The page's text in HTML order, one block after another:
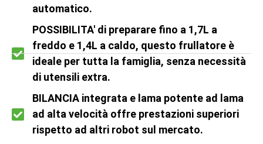
automatico.
POSSIBILITA' di preparare fino a 1,7L a
freddo e 1,4L a caldo, questo frullatore è
ideale per tutta la famiglia, senza necessità
di utensili extra.
BILANCIA integrata e lama potente ad lama
ad alta velocità offre prestazioni superiori
rispetto ad altri robot sul mercato.